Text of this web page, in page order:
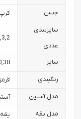
جنس
سایزبندی
عددی
2
,
3
,
سایز 38
,
رنگبندی قرمز
مدل آستین
مدل یقه